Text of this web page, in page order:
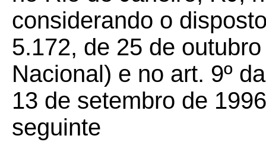
considerando o
5.172, de 25 de
Nacional) e no art. 9º
13 de setembro de
seguinte